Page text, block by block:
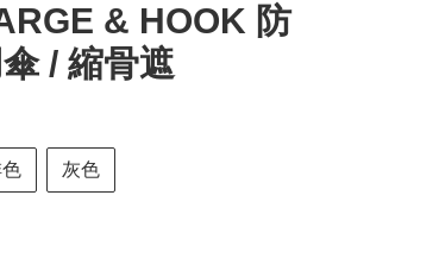
& HOOK 防
/ 縮骨遮
灰色